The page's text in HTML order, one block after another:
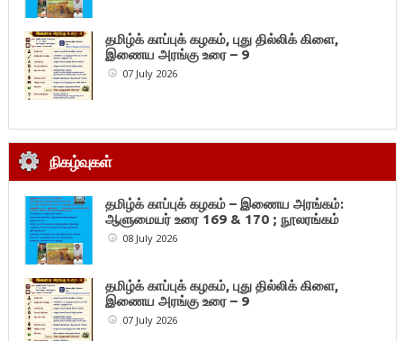
தமிழ்க் காப்புக் கழகம், புது தில்லிக் கிளை,
இணைய அரங்கு உரை – 9
07 July 2026
நிகழ்வுகள்
தமிழ்க் காப்புக் கழகம் – இணைய அரங்கம்:
ஆளுமையர் உரை 169 & 170 ; நூலரங்கம்
08 July 2026
தமிழ்க் காப்புக் கழகம், புது தில்லிக் கிளை,
இணைய அரங்கு உரை – 9
07 July 2026